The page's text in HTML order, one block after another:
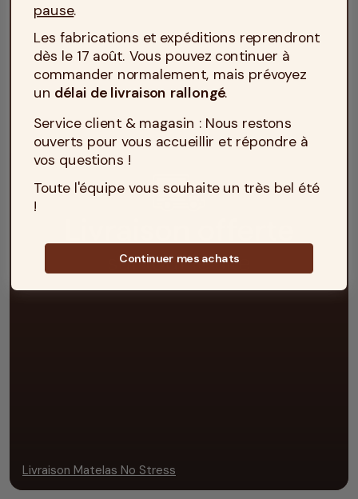
Livraison Matelas No Stress
pause.
Les fabrications et expéditions reprendront
dès le 17 août. Vous pouvez continuer à
commander normalement, mais prévoyez
un délai de livraison rallongé.
Service client & magasin : Nous restons
ouverts pour vous accueillir et répondre à
vos questions !
Toute l'équipe vous souhaite un très bel été
!
Continuer mes achats